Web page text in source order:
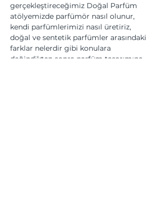
gerçekleştireceğimiz Doğal Parfüm
atölyemizde parfümör nasıl olunur,
kendi parfümlerimizi nasıl üretiriz,
doğal ve sentetik parfümler arasındaki
farklar nelerdir gibi konulara
değindikten sonra parfüm tasarımına